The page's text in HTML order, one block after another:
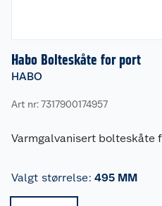
Habo Bolteskåte for port
HABO
Art nr: 7317900174957
Varmgalvanisert bolteskåte
Valgt størrelse: 495 MM